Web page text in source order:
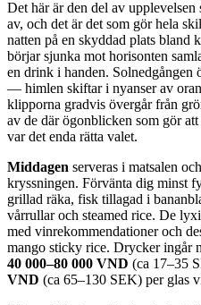
Det här är den del av
av, och det är det som gör hela
natten på en skyddad plats bland
börjar sjunka mot horisonten
en drink i handen.
— himlen skiftar i nyanser av
klipporna gradvis övergår från
av de där ögonblicken som gör
var det enda rätta valet.
Middagen serveras i matsalen
kryssningen. Förvänta dig minst
grillad räka, fisk tillagad i
vårrullar och steamed rice. De
med vinrekommendationer och
mango sticky rice. Drycker ingår
40 000–80 000 VND (ca 17–35
VND (ca 65–130 SEK) per glas